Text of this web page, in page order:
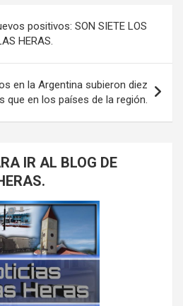
positivos: SON SIETE LOS
HERAS.
en la Argentina subieron diez
que en los países de la región.
IR AL BLOG DE